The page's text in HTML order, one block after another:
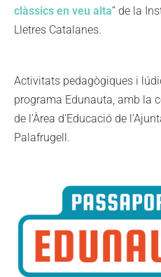
clàssics en veu alta” de la
Lletres Catalanes.
Activitats pedagògiques i
programa Edunauta, amb la
de l’Àrea d’Educació de
Palafrugell.